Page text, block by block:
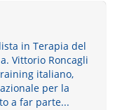
in Terapia del
Vittorio Roncagli
italiano,
per la
a far parte...